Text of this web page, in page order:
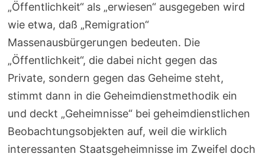
„Öffentlichkeit“ als „erwiesen“ ausgegeben wird
wie etwa, daß „Remigration“
Massenausbürgerungen bedeuten. Die
„Öffentlichkeit“, die dabei nicht gegen das
Private, sondern gegen das Geheime steht,
stimmt dann in die Geheimdienstmethodik ein
und deckt „Geheimnisse“ bei geheimdienstlichen
Beobachtungsobjekten auf, weil die wirklich
interessanten Staatsgeheimnisse im Zweifel doch